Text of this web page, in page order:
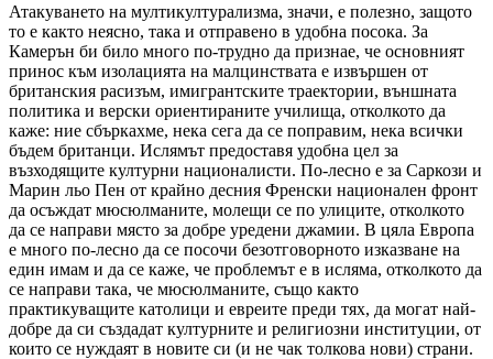
Атакуването на мултикултурализма, значи, е полезно, защото
то е както неясно, така и отправено в удобна посока. За
Камерън би било много по-трудно да признае, че основният
принос към изолацията на малцинствата е извършен от
британския расизъм, имигрантските траектории, външната
политика и верски ориентираните училища, отколкото да
каже: ние сбъркахме, нека сега да се поправим, нека всички
бъдем британци. Ислямът предоставя удобна цел за
възходящите културни националисти. По-лесно е за Саркози и
Марин льо Пен от крайно десния Френски национален фронт
да осъждат мюсюлманите, молещи се по улиците, отколкото
да се направи място за добре уредени джамии. В цяла Европа
е много по-лесно да се посочи безотговорното изказване на
един имам и да се каже, че проблемът е в исляма, отколкото да
се направи така, че мюсюлманите, също както
практикуващите католици и евреите преди тях, да могат най-
добре да си създадат културните и религиозни институции, от
които се нуждаят в новите си (и не чак толкова нови) страни.